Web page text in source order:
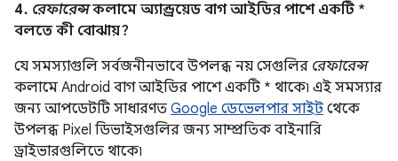
4. রেফারেন্সকলামে অ্যান্ড্রয়েড বাগ আইডির পাশে একটি *
বলতে কী বোঝায়?
যে সমস্যাগুলি সর্বজনীনভাবে উপলব্ধ নয় সেগুলির রেফারেন্স
কলামে Android বাগ আইডির পাশে একটি * থাকে৷ এই সমস্যার
জন্য আপডেটটি সাধারণত Google ডেভেলপার সাইট থেকে
উপলব্ধ Pixel ডিভাইসগুলির জন্য সাম্প্রতিক বাইনারি
ড্রাইভারগুলিতে থাকে৷